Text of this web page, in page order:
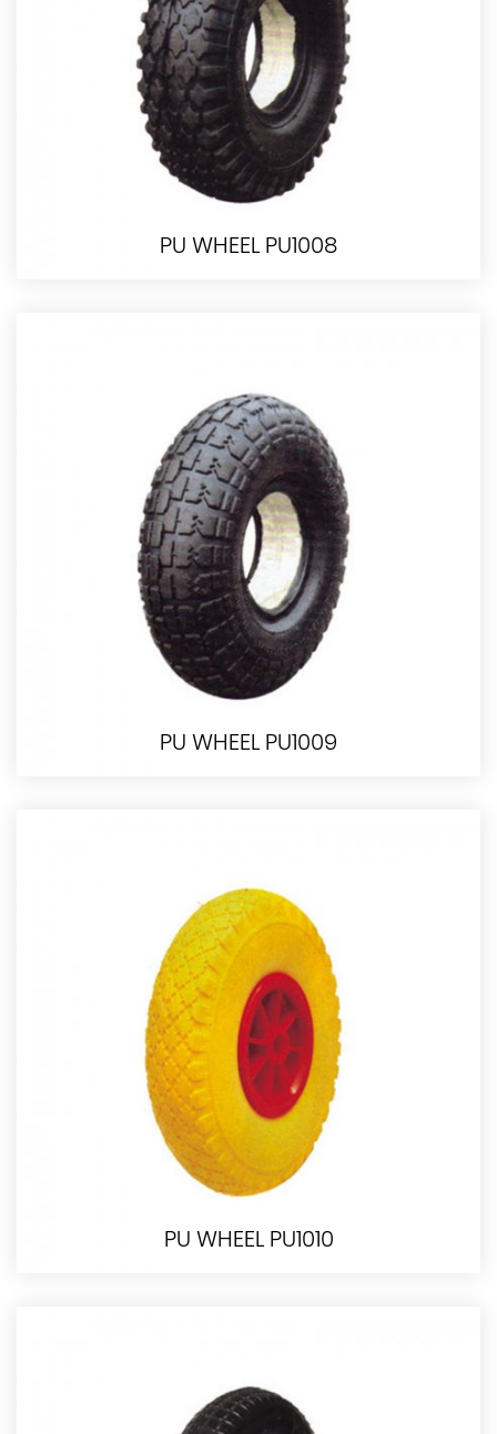
PU WHEEL PU1008
PU WHEEL PU1009
PU WHEEL PU1010